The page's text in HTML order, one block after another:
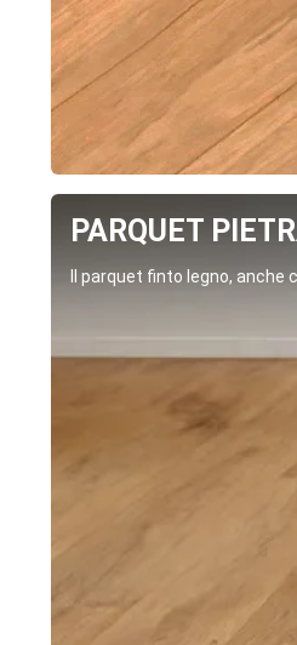
PARQUET
Il parquet finto legno,